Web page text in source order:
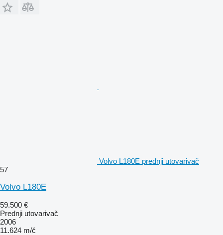
Volvo L180E prednji utovarivač
57
Volvo L180E
59.500 €
Prednji utovarivač
2006
11.624 m/č